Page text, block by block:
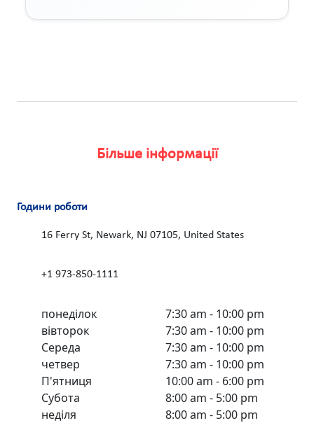
Більше інформації
Години роботи
16 Ferry St, Newark, NJ 07105, United States
+1 973-850-1111
понеділок
7:30 am - 10:00 pm
вівторок
7:30 am - 10:00 pm
Середа
7:30 am - 10:00 pm
четвер
7:30 am - 10:00 pm
П'ятниця
10:00 am - 6:00 pm
Субота
8:00 am - 5:00 pm
неділя
8:00 am - 5:00 pm